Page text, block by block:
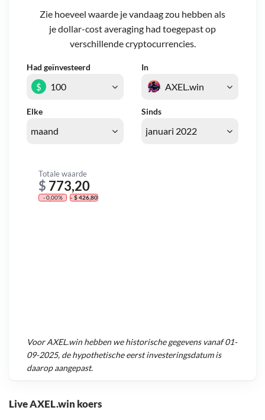
Live AXEL.win koers
Zie hoeveel waarde je vandaag zou hebben als
je dollar-cost averaging had toegepast op
verschillende cryptocurrencies.
Had geïnvesteerd In
Elke Sinds
$
Totale waarde
$ 773,20
- 0,00% - $ 426,80
VoorAXEL.winhebben we historische gegevens vanaf01-
09-2025, de hypothetische eerst investeringsdatum is
daarop aangepast.